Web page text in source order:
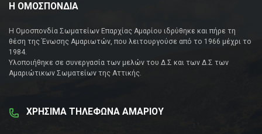
Η ΟΜΟΣΠΟΝΔΙΑ
Η Ομοσπονδία Σωματείων Επαρχίας Αμαρίου ιδρύθηκε και πήρε τη
θέση της Ένωσης Αμαριωτών, που λειτουργούσε από το 1966 μέχρι το
1984.
Υλοποιήθηκε σε συνεργασία των μελών του Δ.Σ και των Δ.Σ των
Αμαριώτικων Σωματείων της Αττικής.
ΧΡΗΣΙΜΑ ΤΗΛΕΦΩΝΑ ΑΜΑΡΙΟΥ